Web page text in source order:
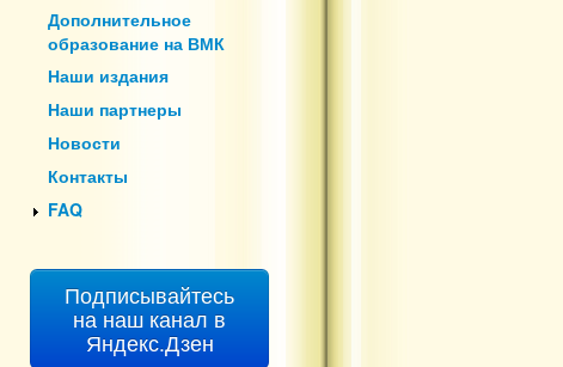
Дополнительное
образование на ВМК
Наши издания
Наши партнеры
Новости
Контакты
FAQ
Подписывайтесь
на наш канал в
Яндекс.Дзен